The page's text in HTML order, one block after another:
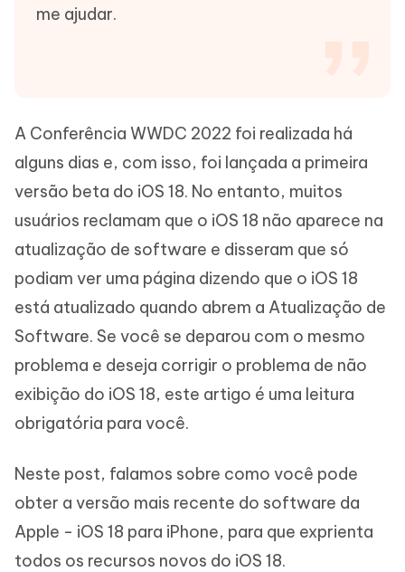
me ajudar.
A Conferência WWDC 2022 foi realizada há
alguns dias e, com isso, foi lançada a primeira
versão beta do iOS 18. No entanto, muitos
usuários reclamam que o iOS 18 não aparece na
atualização de software e disseram que só
podiam ver uma página dizendo que o iOS 18
está atualizado quando abrem a Atualização de
Software. Se você se deparou com o mesmo
problema e deseja corrigir o problema de não
exibição do iOS 18, este artigo é uma leitura
obrigatória para você.
Neste post, falamos sobre como você pode
obter a versão mais recente do software da
Apple - iOS 18 para iPhone, para que exprienta
todos os recursos novos do iOS 18.